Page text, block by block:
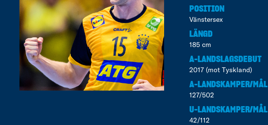
POSITION
Vänstersex
LÄNGD
185 cm
A-LANDSLAGSDEBUT
2017 (mot Tyskland)
A-LANDSKAMPER/MÅL
127/502
U-LANDSKAMPER/MÅL
42/112